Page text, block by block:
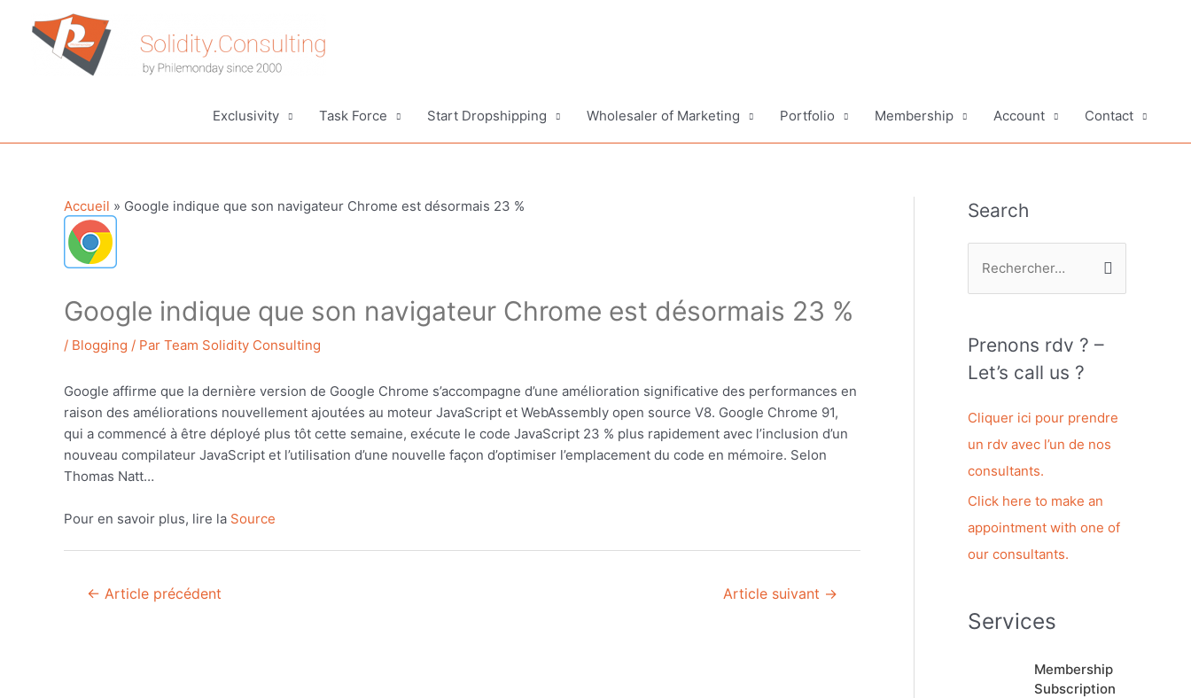
contenu
Exclusivity Task Force Start Dropshipping Wholesaler of Marketing Portfolio Membership Account Contact
Accueil » Google indique que son navigateur Chrome est désormais 23 %
Google indique que son navigateur Chrome est désormais 23 %
/ Blogging / Par Team Solidity Consulting
Google affirme que la dernière version de Google Chrome s’accompagne d’une amélioration significative des performances en
raison des améliorations nouvellement ajoutées au moteur JavaScript et WebAssembly open source V8. Google Chrome 91,
qui a commencé à être déployé plus tôt cette semaine, exécute le code JavaScript 23 % plus rapidement avec l’inclusion d’un
nouveau compilateur JavaScript et l’utilisation d’une nouvelle façon d’optimiser l’emplacement du code en mémoire. Selon
Thomas Natt…
Pour en savoir plus, lire la Source
Navigation
← Article précédent Article suivant →
Search
h
e
c
h
e
r
Prenons rdv ? –
Let’s call us ?
Cliquer ici pour prendre
un rdv avec l’un de nos
consultants.
Click here to make an
appointment with one of
our consultants.
Services
Membership
Subscription